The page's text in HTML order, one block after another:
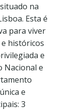
na
Esta é
para viver
históricos
e
Nacional e
e
3